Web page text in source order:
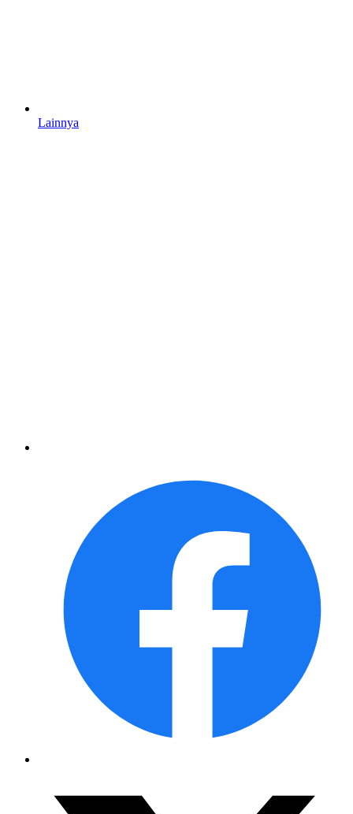
Lainnya